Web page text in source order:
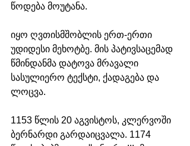
წოდება მოუტანა.
იყო ღვთისმშობლის ერთ-ერთი
უდიდესი მეხოტბე. მის პატივსაცემად
წმინდანმა დატოვა მრავალი
სასულიერო ტექსტი, ქადაგება და
ლოცვა.
1153 წლის 20 აგვისტოს, კლერვოში
ბერნარდი გარდაიცვალა. 1174